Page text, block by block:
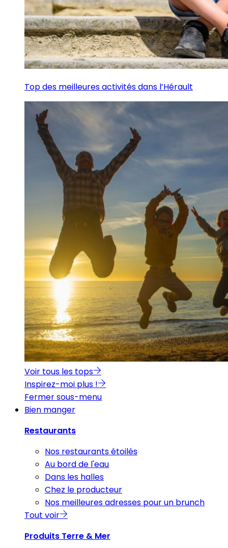
Top des meilleures activités dans l’Hérault
Voir tous les tops
Inspirez-moi plus !
Fermer sous-menu
Bien manger
Restaurants
Nos restaurants étoilés
Au bord de l'eau
Dans les halles
Chez le producteur
Nos meilleures adresses pour un brunch
Tout voir
Produits Terre & Mer